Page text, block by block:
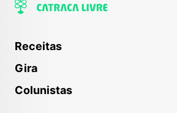
Receitas
Gira
Colunistas